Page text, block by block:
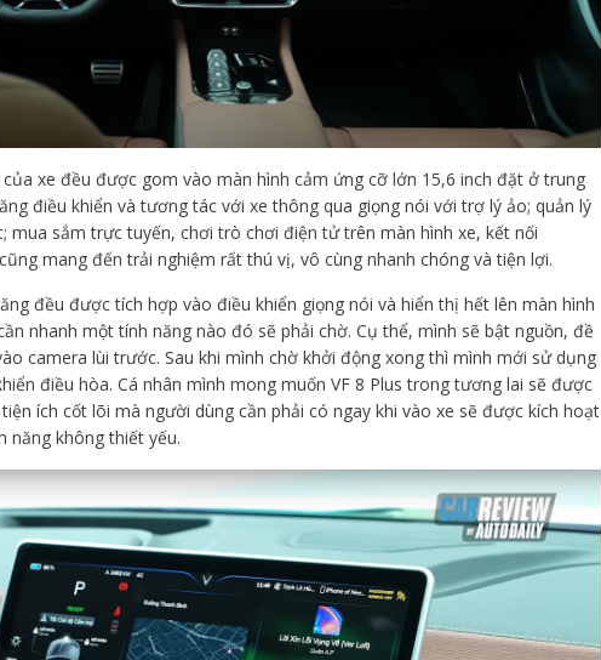
xe đều được gom vào màn hình cảm ứng cỡ lớn 15,6 inch đặt ở trung
điều khiển và tương tác với xe thông qua giọng nói với trợ lý ảo; quản lý
mua sắm trực tuyến, chơi trò chơi điện tử trên màn hình xe, kết nối
mang đến trải nghiệm rất thú vị, vô cùng nhanh chóng và tiện lợi.
đều được tích hợp vào điều khiển giọng nói và hiển thị hết lên màn hình
nhanh một tính năng nào đó sẽ phải chờ. Cụ thể, mình sẽ bật nguồn, đề
camera lùi trước. Sau khi mình chờ khởi động xong thì mình mới sử dụng
điều hòa. Cá nhân mình mong muốn VF 8 Plus trong tương lai sẽ được
ích cốt lõi mà người dùng cần phải có ngay khi vào xe sẽ được kích hoạt
năng không thiết yếu.